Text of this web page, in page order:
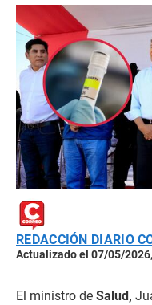
REDACCIÓN DIARIO
Actualizado el 07/05/
El ministro de Salud,